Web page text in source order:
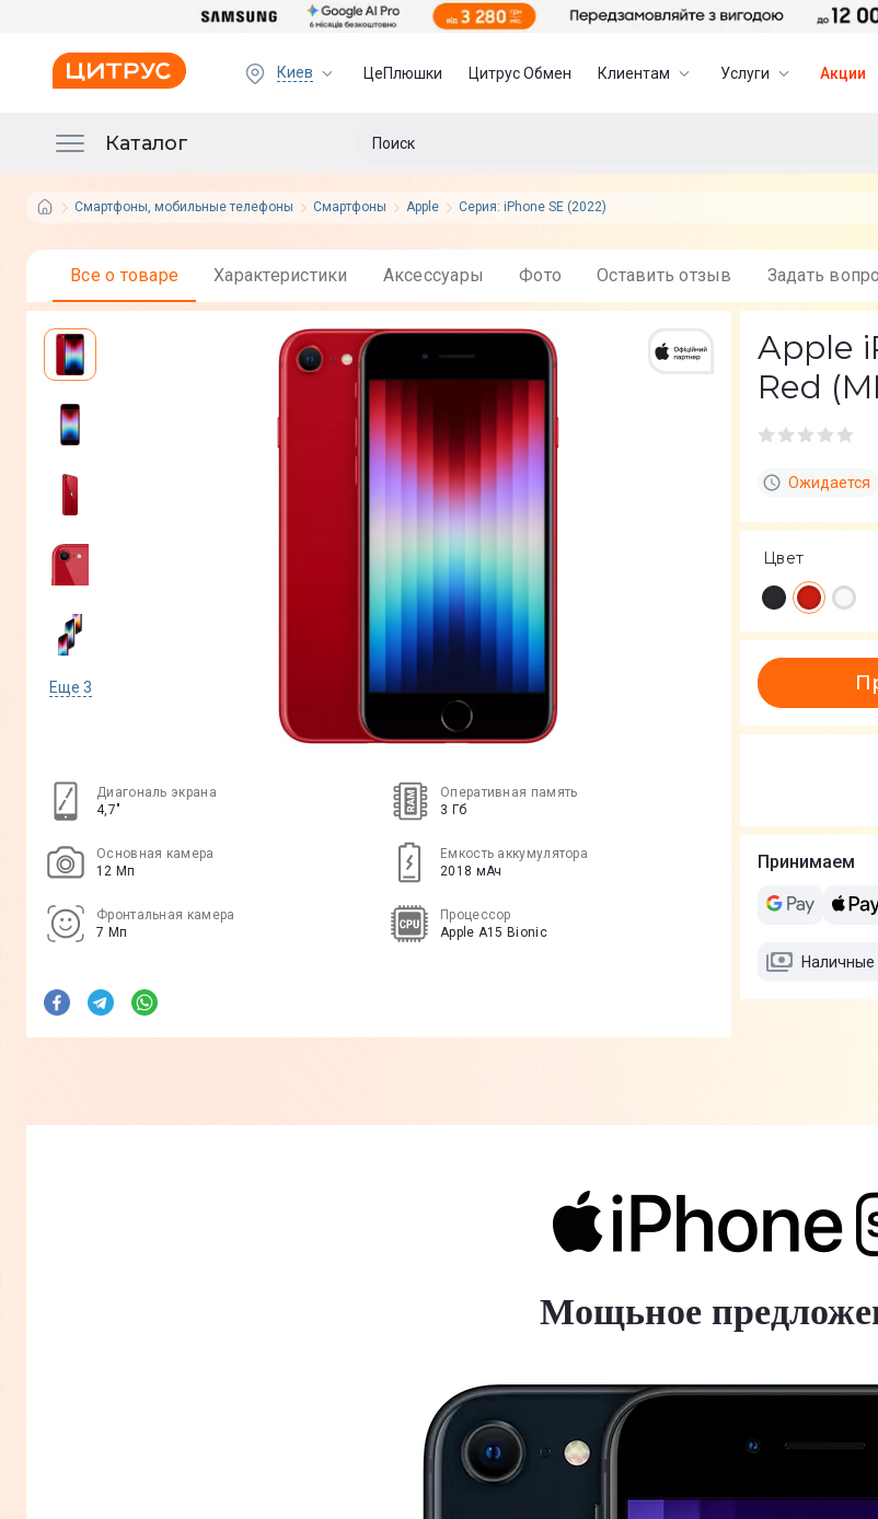
Киев ЦеПлюшки Цитрус Обмен Клиентам Услуги Акции
Каталог
Смартфоны, мобильные телефоны Смартфоны Apple Серия: iPhone SE (2022)
Все о товаре Характеристики Аксессуары Фото Оставить отзыв Задать
Еще 3
Диагональ экрана
4,7"
Оперативная память
3 Гб
Основная камера
12 Мп
Емкость аккумулятора
2018 мАч
Фронтальная камера
7 Мп
Процессор
Apple A15 Bionic
Apple
Red
Ожидается
Цвет
Принимаем
Наличные
Мощьное